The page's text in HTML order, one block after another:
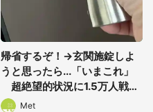
帰省するぞ！→玄関施錠しよ
うと思ったら...「いまこれ」
超絶望的状況に1.5万人戦慄
「ｷﾞｬｰｰ!!」
Met